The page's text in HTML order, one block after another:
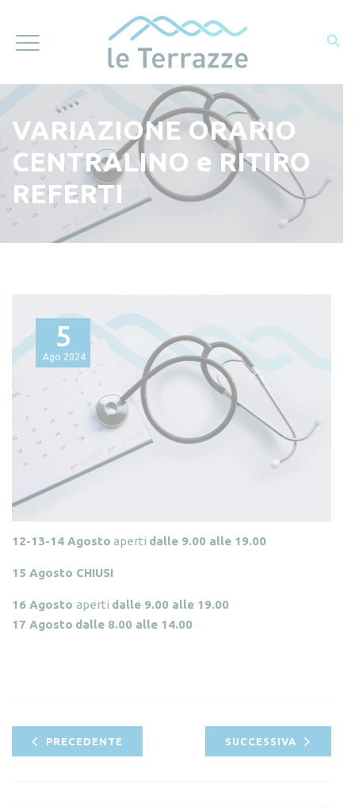
VARIAZIONE ORARIO
CENTRALINO e RITIRO
REFERTI
5
Ago 2024
12-13-14 Agosto aperti dalle 9.00 alle 19.00
15 Agosto CHIUSI
16 Agosto aperti dalle 9.00 alle 19.00
17 Agosto dalle 8.00 alle 14.00
PRECEDENTE SUCCESSIVA